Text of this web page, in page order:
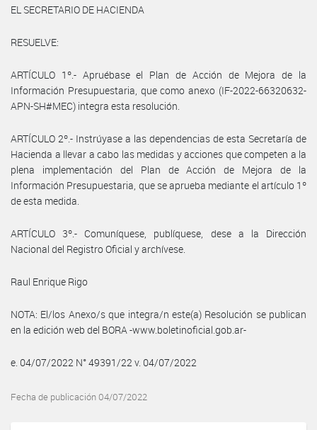
EL SECRETARIO DE HACIENDA
RESUELVE:
ARTÍCULO 1º.- Apruébase el Plan de Acción de Mejora de la
Información Presupuestaria, que como anexo (IF-2022-66320632-
APN-SH#MEC) integra esta resolución.
ARTÍCULO 2º.- Instrúyase a las dependencias de esta Secretaría de
Hacienda a llevar a cabo las medidas y acciones que competen a la
plena implementación del Plan de Acción de Mejora de la
Información Presupuestaria, que se aprueba mediante el artículo 1º
de esta medida.
ARTÍCULO 3º.- Comuníquese, publíquese, dese a la Dirección
Nacional del Registro Oficial y archívese.
Raul Enrique Rigo
NOTA: El/los Anexo/s que integra/n este(a) Resolución se publican
en la edición web del BORA -www.boletinoficial.gob.ar-
e. 04/07/2022 N° 49391/22 v. 04/07/2022
Fecha de publicación 04/07/2022